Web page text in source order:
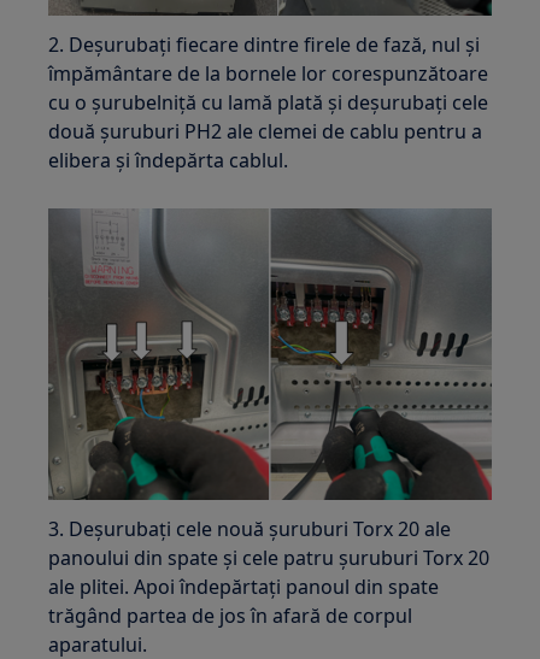
2. Deșurubați fiecare dintre firele de fază, nul și
împământare de la bornele lor corespunzătoare
cu o șurubelniță cu lamă plată și deșurubați cele
două șuruburi PH2 ale clemei de cablu pentru a
elibera și îndepărta cablul.
3. Deșurubați cele nouă șuruburi Torx 20 ale
panoului din spate și cele patru șuruburi Torx 20
ale plitei. Apoi îndepărtați panoul din spate
trăgând partea de jos în afară de corpul
aparatului.